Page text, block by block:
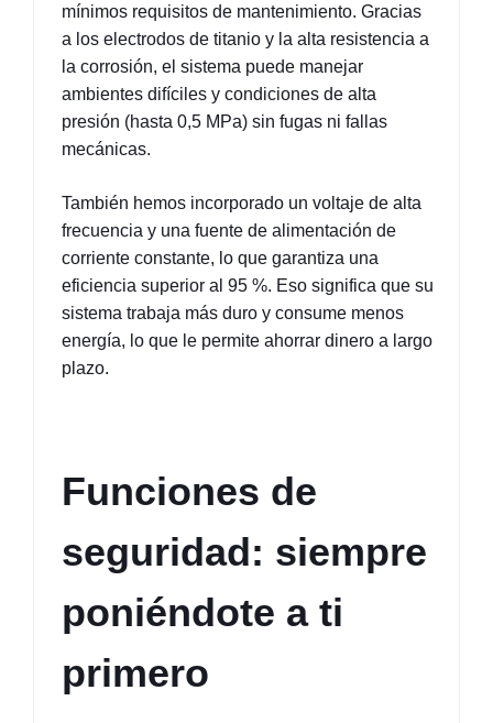
mínimos requisitos de mantenimiento. Gracias
a los electrodos de titanio y la alta resistencia a
la corrosión, el sistema puede manejar
ambientes difíciles y condiciones de alta
presión (hasta 0,5 MPa) sin fugas ni fallas
mecánicas.
También hemos incorporado un voltaje de alta
frecuencia y una fuente de alimentación de
corriente constante, lo que garantiza una
eficiencia superior al 95 %. Eso significa que su
sistema trabaja más duro y consume menos
energía, lo que le permite ahorrar dinero a largo
plazo.
Funciones de
seguridad: siempre
poniéndote a ti
primero